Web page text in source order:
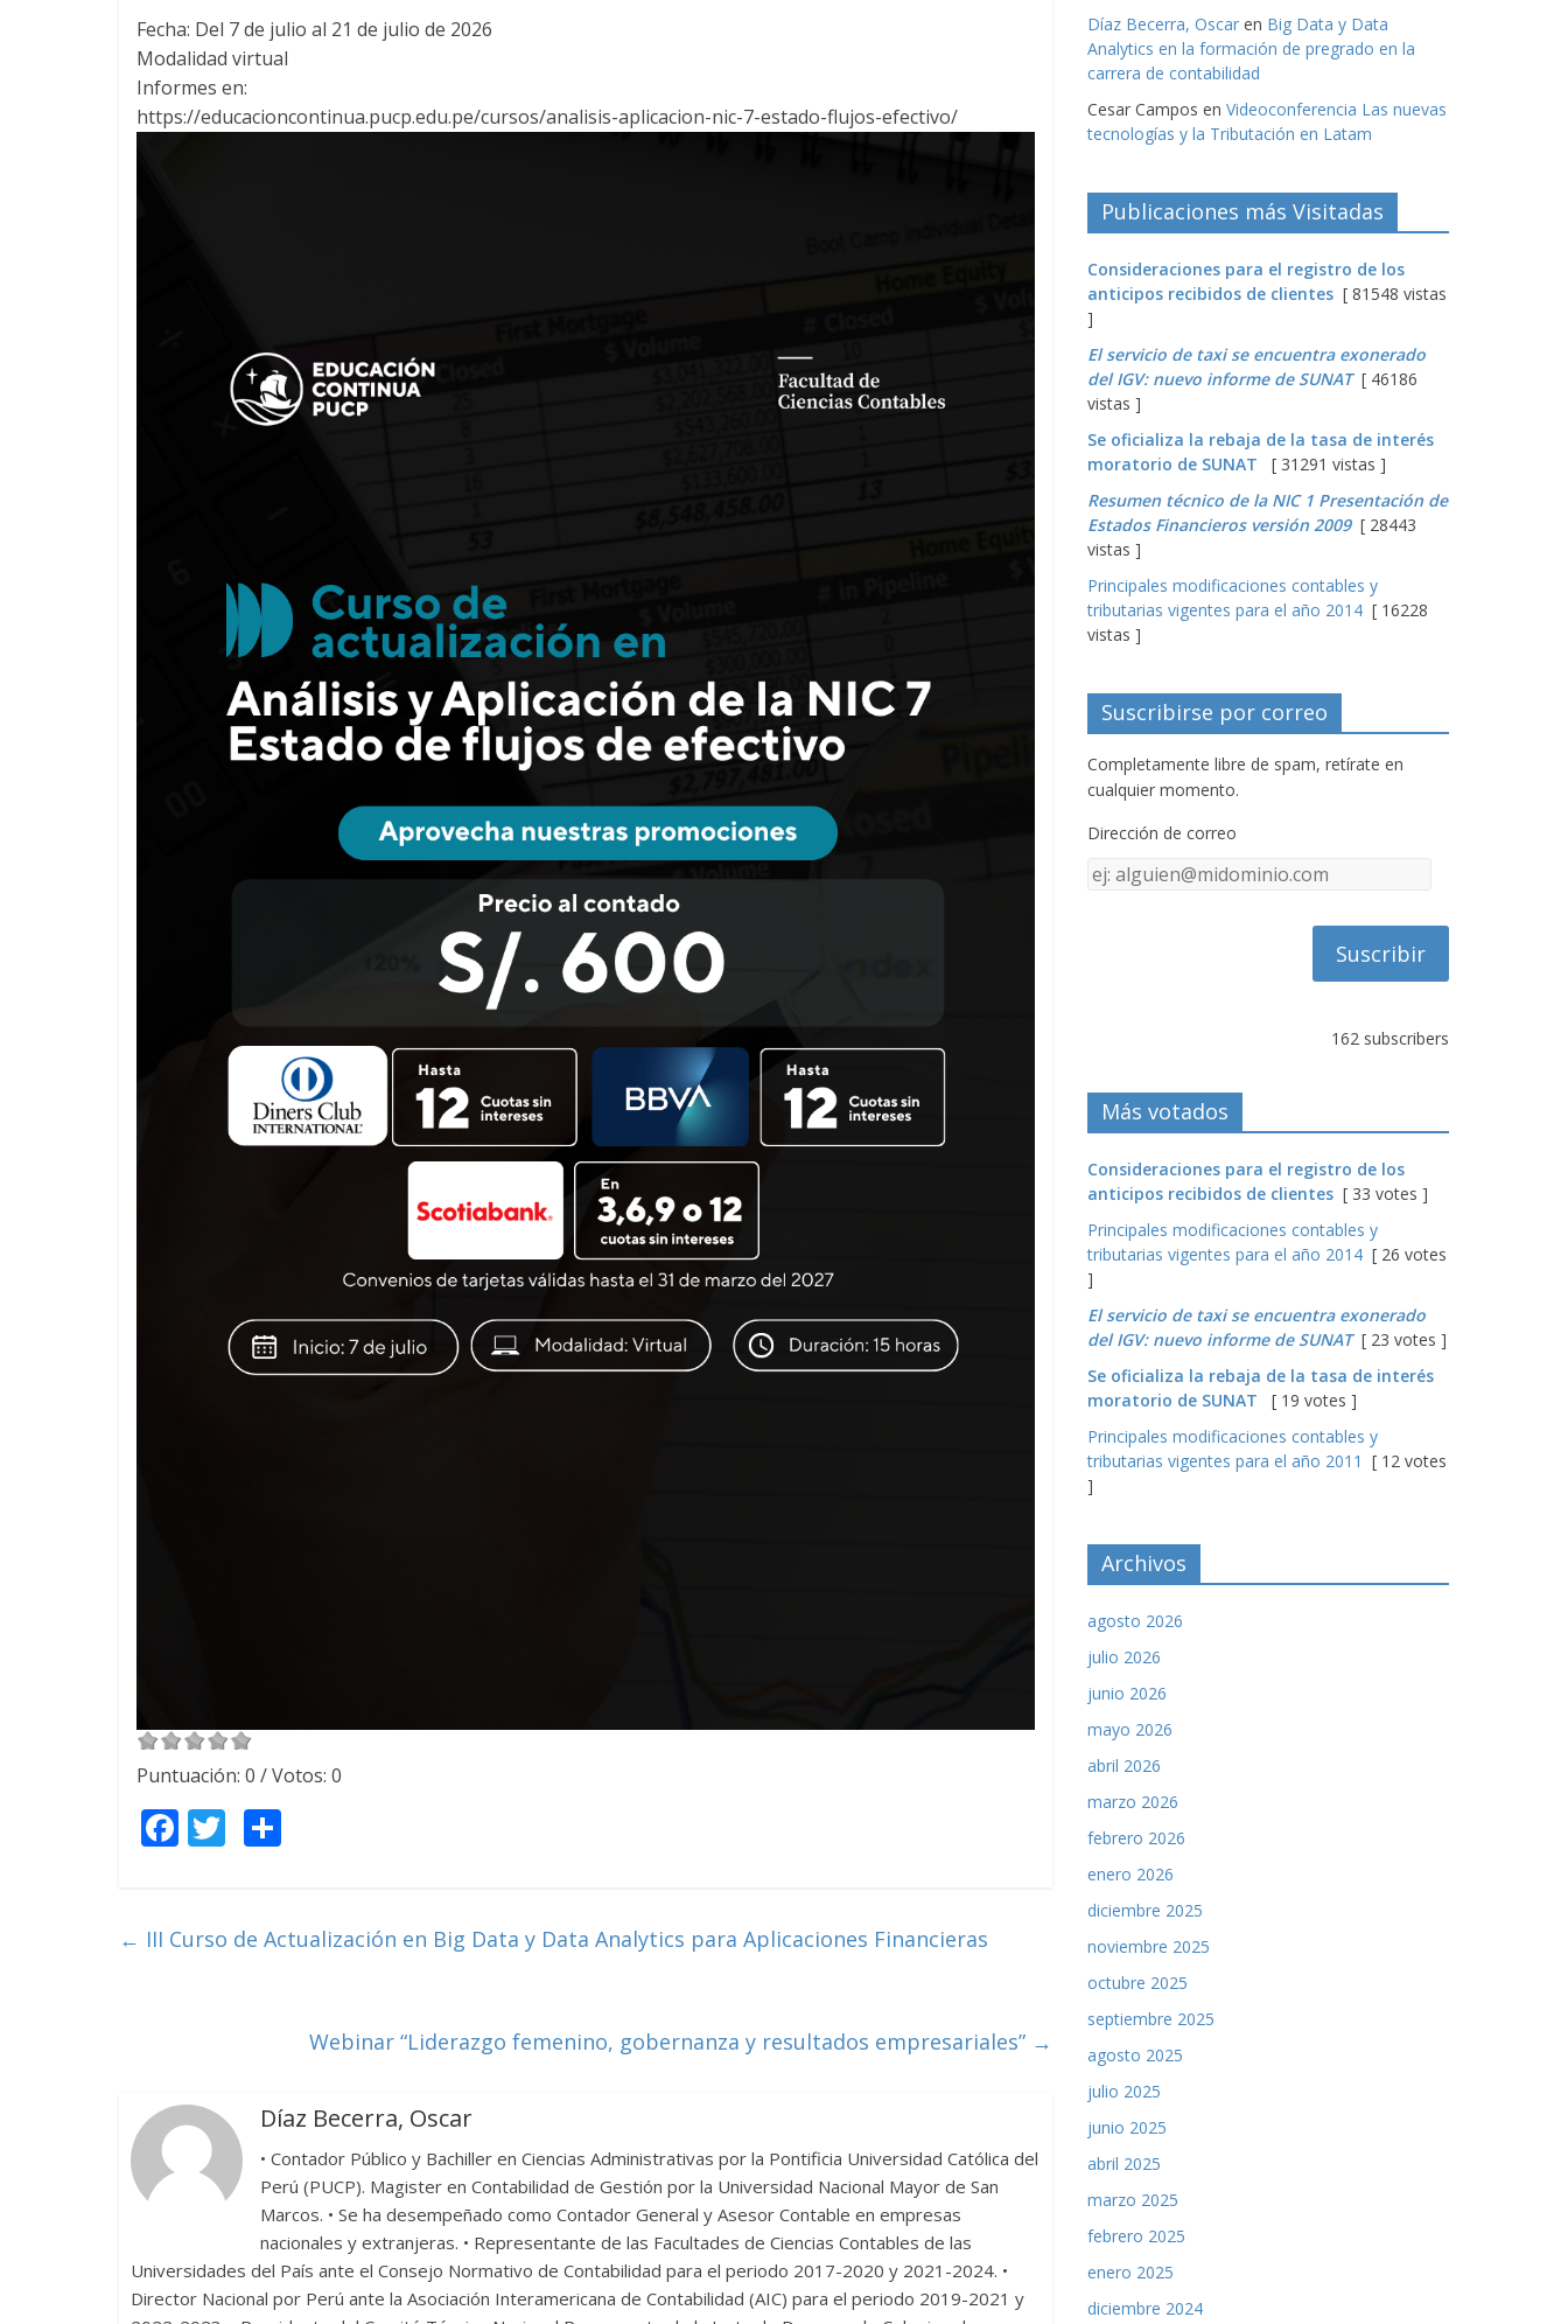
Fecha: Del 7 de julio al 21 de julio de 2026
Modalidad virtual
Informes en:
https://educacioncontinua.pucp.edu.pe/cursos/analisis-aplicacion-nic-7-estado-flujos-efectivo/
Puntuación: 0 / Votos: 0
F
b
T
er p
← III Curso de Actualización en Big Data y Data Analytics para Aplicaciones Financieras
Webinar “Liderazgo femenino, gobernanza y resultados empresariales” →
Díaz Becerra, Oscar
• Contador Público y Bachiller en Ciencias Administrativas por la Pontificia Universidad Católica del
Perú (PUCP). Magister en Contabilidad de Gestión por la Universidad Nacional Mayor de San
Marcos. • Se ha desempeñado como Contador General y Asesor Contable en empresas
nacionales y extranjeras. • Representante de las Facultades de Ciencias Contables de las
Universidades del País ante el Consejo Normativo de Contabilidad para el periodo 2017-2020 y 2021-2024. •
Director Nacional por Perú ante la Asociación Interamericana de Contabilidad (AIC) para el periodo 2019-2021 y
Díaz Becerra, Oscar en Big Data y Data
Analytics en la formación de pregrado en la
carrera de contabilidad
Cesar Campos en Videoconferencia Las nuevas
tecnologías y la Tributación en Latam
Publicaciones más Visitadas
Consideraciones para el registro de los
anticipos recibidos de clientes [ 81548 vistas
]
El servicio de taxi se encuentra exonerado
del IGV: nuevo informe de SUNAT[ 46186
vistas ]
Se oficializa la rebaja de la tasa de interés
moratorio de SUNAT
[ 31291 vistas ]
Resumen técnico de la NIC 1 Presentación de
Estados Financieros versión 2009[ 28443
vistas ]
Principales modificaciones contables y
tributarias vigentes para el año 2014 [ 16228
vistas ]
Suscribirse por correo
Completamente libre de spam, retírate en
cualquier momento.
Dirección de correo
Dirección
162 subscribers
Más votados
Consideraciones para el registro de los
anticipos recibidos de clientes [ 33 votes ]
Principales modificaciones contables y
tributarias vigentes para el año 2014 [ 26 votes
]
El servicio de taxi se encuentra exonerado
del IGV: nuevo informe de SUNAT[ 23 votes ]
Se oficializa la rebaja de la tasa de interés
moratorio de SUNAT
[ 19 votes ]
Principales modificaciones contables y
tributarias vigentes para el año 2011 [ 12 votes
]
Archivos
agosto 2026
julio 2026
junio 2026
mayo 2026
abril 2026
marzo 2026
febrero 2026
enero 2026
diciembre 2025
noviembre 2025
octubre 2025
septiembre 2025
agosto 2025
julio 2025
junio 2025
abril 2025
marzo 2025
febrero 2025
enero 2025
diciembre 2024